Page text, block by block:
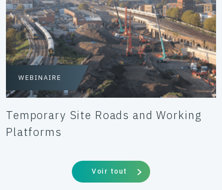
WEBINAIRE
Temporary Site Roads and Working
Platforms
Voir tout